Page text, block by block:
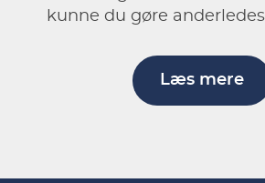
kunne du gøre
Læs mere